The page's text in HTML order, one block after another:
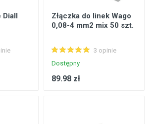
Diall
Złączka do linek Wago
0,08-4 mm2 mix 50 szt.
3 opinie
Dostępny
89.98 zł